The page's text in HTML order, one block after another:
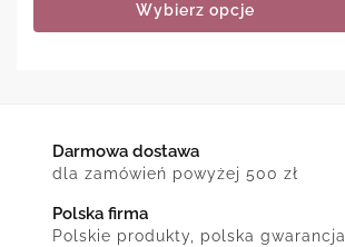
Wybierz opcje
Darmowa dostawa
dla zamówień powyżej 500 zł
Polska firma
Polskie produkty, polska gwarancja